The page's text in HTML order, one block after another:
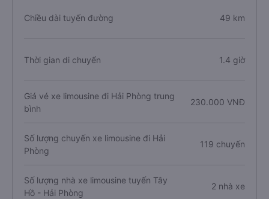
Chiều dài tuyến đường 49 km
Thời gian di chuyển 1.4 giờ
Giá vé xe limousine đi Hải Phòng trung
bình
230.000 VNĐ
Số lượng chuyến xe limousine đi Hải
Phòng
119 chuyến
Số lượng nhà xe limousine tuyến Tây
Hồ - Hải Phòng
2 nhà xe